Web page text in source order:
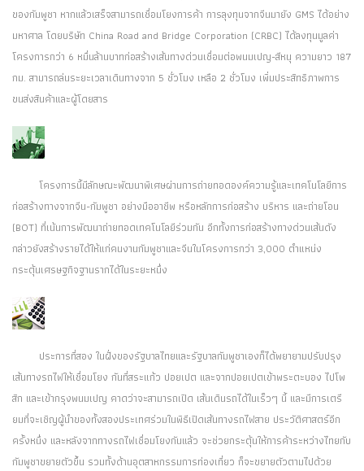
ของกัมพูชา หากแล้วเสร็จสามารถเชื่อมโยงการค้า การลุงทุนจากจีนมายัง GMS ได้อย่าง
มหาศาล โดยบริษัท China Road and Bridge Corporation (CRBC) ได้ลงทุนมูลค่า
โครงการกว่า 6 หมื่นล้านบาทก่อสร้างเส้นทางด่วนเชื่อมต่อพนมเปญ-สีหนุ ความยาว 187
กม. สามารถล่นระยะเวลาเดินทางจาก 5 ชั่วโมง เหลือ 2 ชั่วโมง เพิ่มประสิทธิภาพการ
ขนส่งสินค้าและผู้โดยสาร
โครงการนี้มีลักษณะพัฒนาพิเศษผ่านการถ่ายทอดองค์ความรู้และเทคโนโลยีการ
ก่อสร้างทางจากจีน-กัมพูชา อย่างมืออาชีพ หรือหลักการก่อสร้าง บริหาร และถ่ายโอน
(BOT) ที่เน้นการพัฒนาถ่ายทอดเทคโนโลยีร่วมกัน อีกทั้งการก่อสร้างทางด่วนเส้นดัง
กล่าวยังสร้างรายได้ให้แก่คนงานกัมพูชาและจีนในโครงการกว่า 3,000 ตำแหน่ง
กระตุ้นเศรษฐกิจฐานรากได้ในระยะหนึ่ง
ประการที่สอง ในฝั่งของรัฐบาลไทยและรัฐบาลกัมพูชาเองก็ได้พยายามปรับปรุง
เส้นทางรถไฟให้เชื่อมโยง กันที่สระแก้ว ปอยเปต และจากปอยเปตเข้าพระตะบอง ไปโพ
สิก และเข้ากรุงพนมเปญ คาดว่าจะสามารถเปิด เส้นเดินรถได้ในเร็วๆ นี้ และมีการเตรี
ยมที่จะเชิญผู้นำของทั้งสองประเทศร่วมในพิธีเปิดเส้นทางรถไฟสาย ประวัติศาสตร์อีก
ครั้งหนึ่ง และหลังจากทางรถไฟเชื่อมโยงกันแล้ว จะช่วยกระตุ้นให้การค้าระหว่างไทยกับ
กัมพูชาขยายตัวขึ้น รวมทั้งด้านอุตสาหกรรมการท่องเที่ยว ก็จะขยายตัวตามไปด้วย